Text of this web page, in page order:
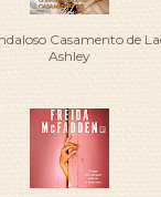
Casamento de
Ashley